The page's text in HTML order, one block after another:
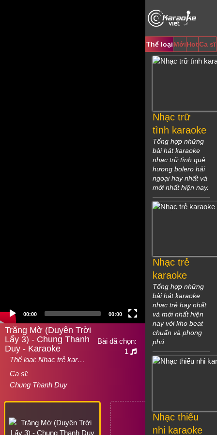
00:00 00:00
Trăng Mờ (Duyên Trời
Lấy 3) - Chung Thanh
Duy - Karaoke
Thể loại: Nhạc trẻ kar…
Ca sĩ:
Chung Thanh Duy
Bài đã chọn:
1
Thể loạiMớiHotCa sĩ
Nhạc trữ
tình karaoke
Tổng hợp những
bài hát karaoke
nhạc trữ tình quê
hương bolero hải
ngoại hay nhất và
mới nhất hiện nay.
Nhạc trẻ
karaoke
Tổng hợp những
bài hát karaoke
nhạc trẻ hay nhất
và mới nhất hiện
nay với kho beat
chuẩn và phong
phú.
Nhạc thiếu
nhi karaoke